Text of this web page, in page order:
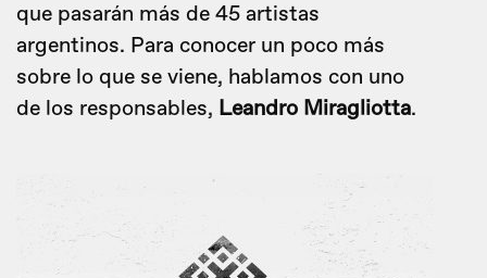
que pasarán más de 45 artistas
argentinos. Para conocer un poco más
sobre lo que se viene, hablamos con uno
de los responsables, Leandro Miragliotta.